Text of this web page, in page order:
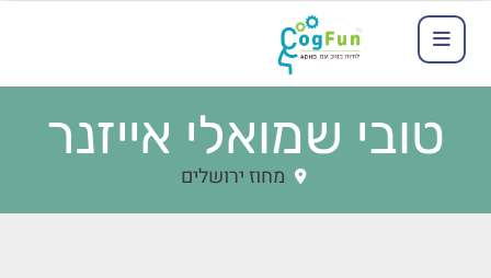
טובי שמואלי אייזנר
מחוז ירושלים